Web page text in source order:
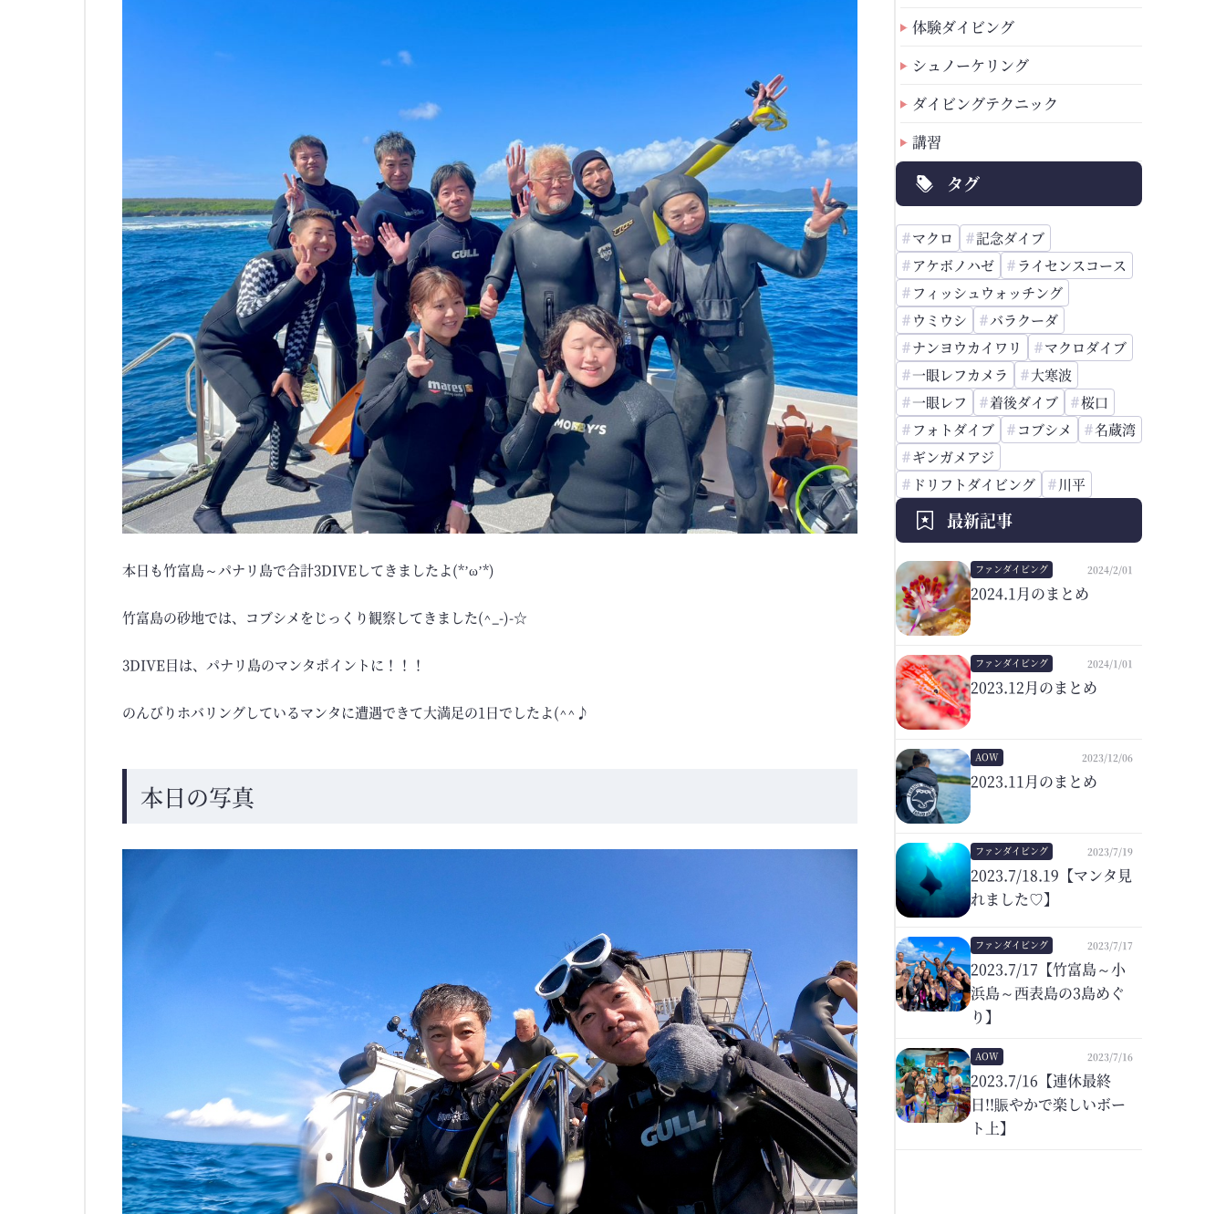
本日も竹富島～パナリ島で合計3DIVEしてきましたよ(*’ω’*)
竹富島の砂地では、コブシメをじっくり観察してきました(^_-)-☆
3DIVE目は、パナリ島のマンタポイントに！！！
のんびりホバリングしているマンタに遭遇できて大満足の1日でしたよ(^^♪
本日の写真
体験ダイビング
シュノーケリング
ダイビングテクニック
講習
タグ
マクロ
記念ダイブ
アケボノハゼ
ライセンスコース
フィッシュウォッチング
ウミウシ
バラクーダ
ナンヨウカイワリ
マクロダイブ
一眼レフカメラ
大寒波
一眼レフ
着後ダイブ
桜口
フォトダイブ
コブシメ
名蔵湾
ギンガメアジ
ドリフトダイビング
川平
最新記事
ファンダイビング 2024/2/01
2024.1月のまとめ
ファンダイビング 2024/1/01
2023.12月のまとめ
AOW 2023/12/06
2023.11月のまとめ
ファンダイビング 2023/7/19
2023.7/18.19【マンタ見
れました♡】
ファンダイビング 2023/7/17
2023.7/17【竹富島～小
浜島～西表島の3島めぐ
り】
AOW 2023/7/16
2023.7/16【連休最終
日!!賑やかで楽しいボー
ト上】